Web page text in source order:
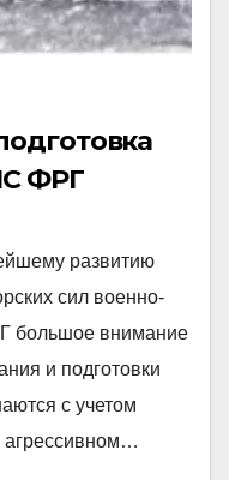
ФРГ
развитию
сил военно-
большое внимание
и подготовки
с учетом
агрессивном…